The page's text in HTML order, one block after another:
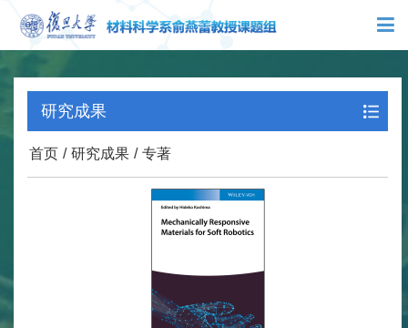
X
研究成果
首页 / 研究成果 / 专著